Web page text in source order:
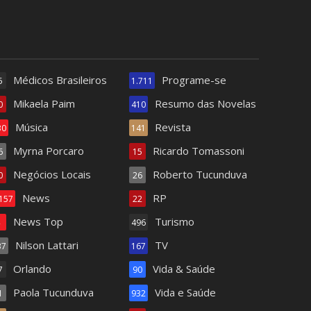
Médicos Brasileiros
Mikaela Paim
Música
Myrna Porcaro
Negócios Locais
News
News Top
Nilson Lattari
Orlando
Paola Tucunduva
Programe-se
1.711
Resumo das Novelas
410
Revista
141
Ricardo Tomassoni
15
Roberto Tucunduva
26
RP
22
Turismo
496
TV
167
Vida & Saúde
90
Vida e Saúde
932